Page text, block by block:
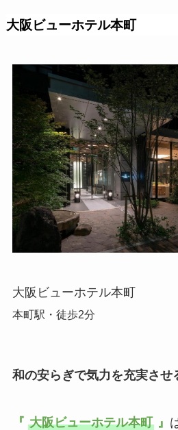
大阪ビューホテル本町
大阪ビューホテル本町
本町駅・徒歩2分
和の安らぎで気力を充実させ
『 大阪ビューホテル本町』